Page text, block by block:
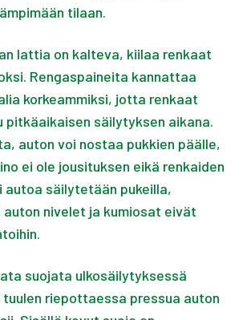
tilaan.
lattia on kalteva, kiilaa renkaat
Rengaspaineita kannattaa
korkeammiksi, jotta renkaat
pitkäaikaisen säilytyksen aikana.
auton voi nostaa pukkien päälle,
ei ole jousituksen eikä renkaiden
autoa säilytetään pukeilla,
nivelet ja kumiosat eivät
suojata ulkosäilytyksessä
riepottaessa pressua auton